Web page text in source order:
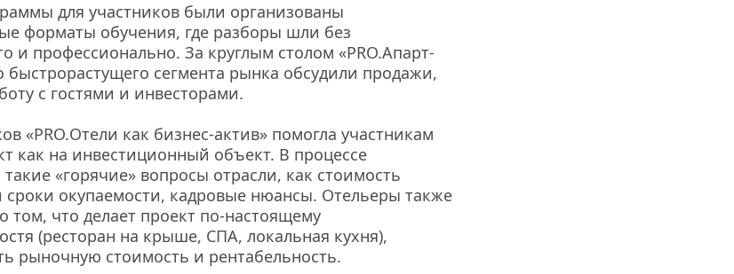
для участников были организованы
форматы обучения, где разборы шли без
и профессионально. За круглым столом «PRO.Апарт-
быстрорастущего сегмента рынка обсудили продажи,
с гостями и инвесторами.
«PRO.Отели как бизнес-актив» помогла участникам
как на инвестиционный объект. В процессе
«горячие» вопросы отрасли, как стоимость
сроки окупаемости, кадровые нюансы. Отельеры также
что делает проект по-настоящему
(ресторан на крыше, СПА, локальная кухня),
рыночную стоимость и рентабельность.